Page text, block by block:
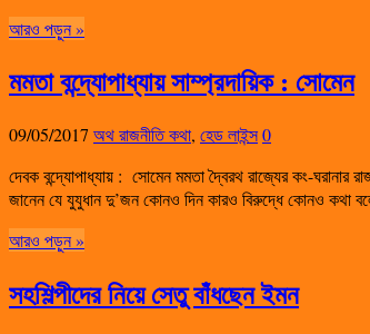
আরও পড়ুন »
মমতা বন্দ্যোপাধ্যায় সাম্প্রদায়িক : সোমেন
09/05/2017 অথ রাজনীতি কথা, হেড লাইন্স0
দেবক বন্দ্যোপাধ্যায় : সোমেন মমতা দ্বৈরথ রাজ্যের কং-ঘরানার
জানেন যে যুযুধান দু’জন কোনও দিন কারও বিরুদ্ধে কোনও কথা
আরও পড়ুন »
সহশিল্পীদের নিয়ে সেতু বাঁধছেন ইমন